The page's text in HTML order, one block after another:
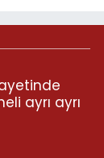
ayrı ayrı